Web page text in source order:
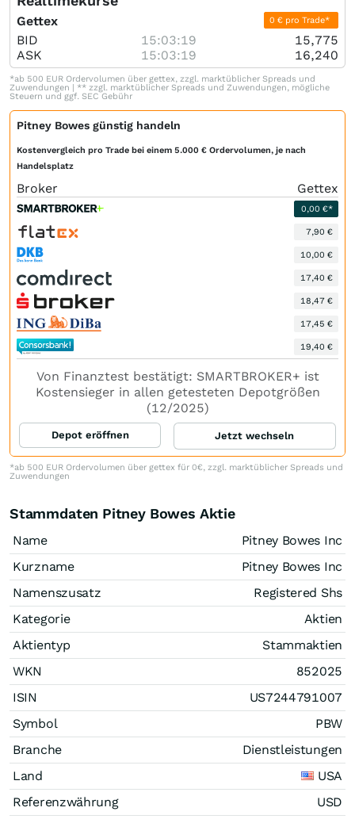
Gettex 0 € pro Trade*
BID 15:03:19
15,775
ASK
15:03:19 16,240
*ab 500 EUR Ordervolumen über gettex, zzgl. marktüblicher Spreads und
Zuwendungen | ** zzgl. marktüblicher Spreads und Zuwendungen, mögliche
Steuern und ggf. SEC Gebühr
Pitney Bowes günstig handeln
Kostenvergleich pro Trade bei einem 5.000 € Ordervolumen, je nach
Handelsplatz
Broker Gettex
0,00 €*
7,90 €
10,00 €
17,40 €
18,47 €
17,45 €
19,40 €
Von Finanztest bestätigt: SMARTBROKER+ ist
Kostensieger in allen getesteten Depotgrößen
(12/2025)
Depot eröffnen Jetzt wechseln
*ab 500 EUR Ordervolumen über gettex für 0€, zzgl. marktüblicher Spreads und
Zuwendungen
Stammdaten Pitney Bowes Aktie
Name
Pitney Bowes Inc
Kurzname
Pitney Bowes Inc
Namenszusatz
Registered Shs
Kategorie
Aktien
Aktientyp
Stammaktien
WKN
852025
ISIN
US7244791007
Symbol
PBW
Branche
Dienstleistungen
Land
USA
Referenzwährung
USD